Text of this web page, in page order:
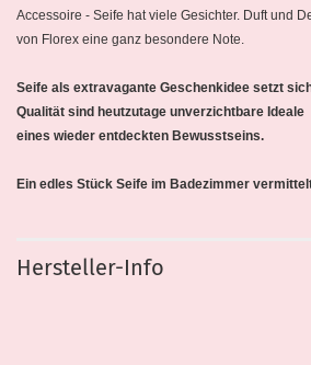
Accessoire - Seife hat viele Gesichter. Duft und
von Florex eine ganz besondere Note.
Seife als extravagante Geschenkidee setzt
Qualität sind heutzutage unverzichtbare Ideale
eines wieder entdeckten Bewusstseins.
Ein edles Stück Seife im Badezimmer
Hersteller-Info